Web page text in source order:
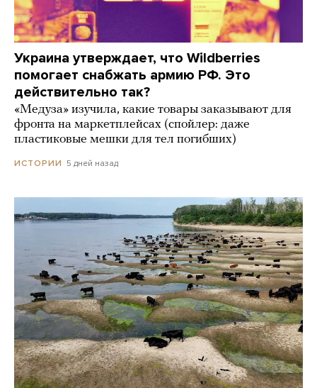
Украина утверждает, что Wildberries
помогает снабжать армию РФ. Это
действительно так?
«Медуза» изучила, какие товары заказывают для
фронта на маркетплейсах (спойлер: даже
пластиковые мешки для тел погибших)
ИСТОРИИ 5 дней назад